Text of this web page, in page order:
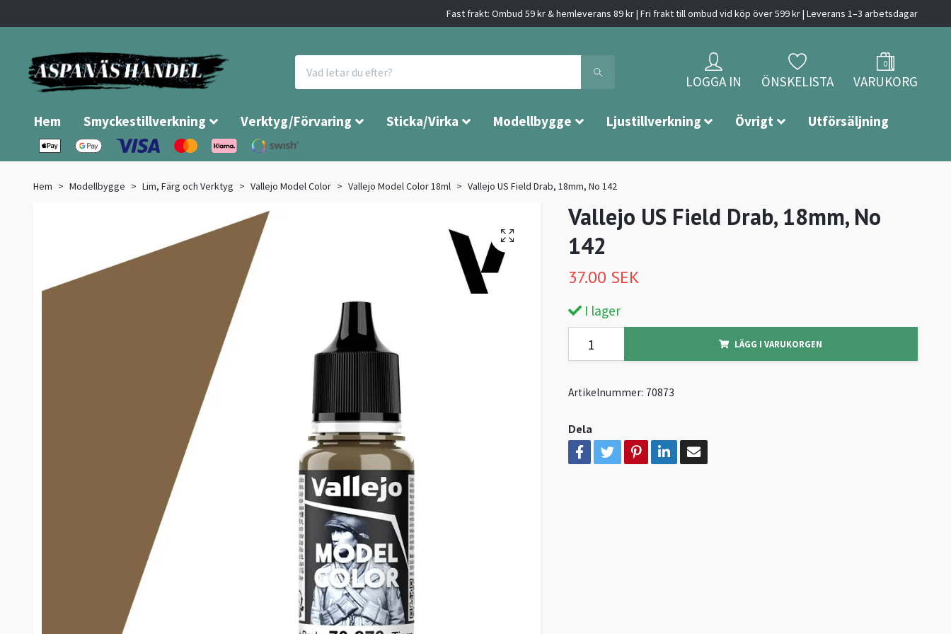
Fast frakt: Ombud 59 kr & hemleverans 89 kr | Fri frakt till ombud vid köp över 599 kr | Leverans 1–3 arbetsdagar
LOGGA IN ÖNSKELISTA
0
VARUKORG
Hem Smyckestillverkning Verktyg/Förvaring Sticka/Virka Modellbygge Ljustillverkning Övrigt Utförsäljning
Hem Modellbygge Lim, Färg och Verktyg Vallejo Model Color Vallejo Model Color 18ml Vallejo US Field Drab, 18mm, No 142
Vallejo US Field Drab, 18mm, No
142
37.00 SEK
I lager
LÄGG I VARUKORGEN
Artikelnummer: 70873
Dela